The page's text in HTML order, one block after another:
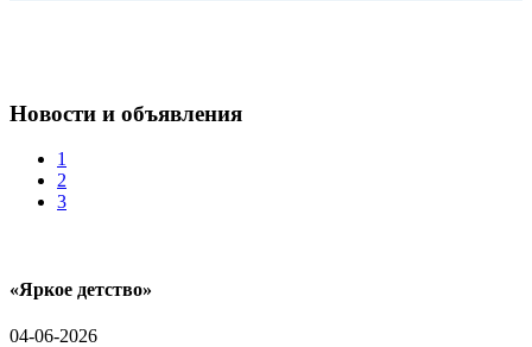
Новости и объявления
1
2
3
«Яркое детство»
04-06-2026